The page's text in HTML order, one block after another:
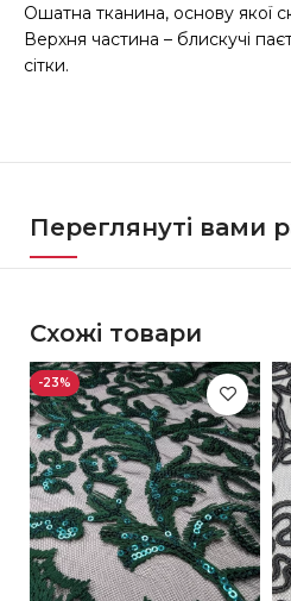
Ошатна тканина, основу якої
Верхня частина – блискучі
сітки.
Переглянуті вами
Схожі товари
-23%